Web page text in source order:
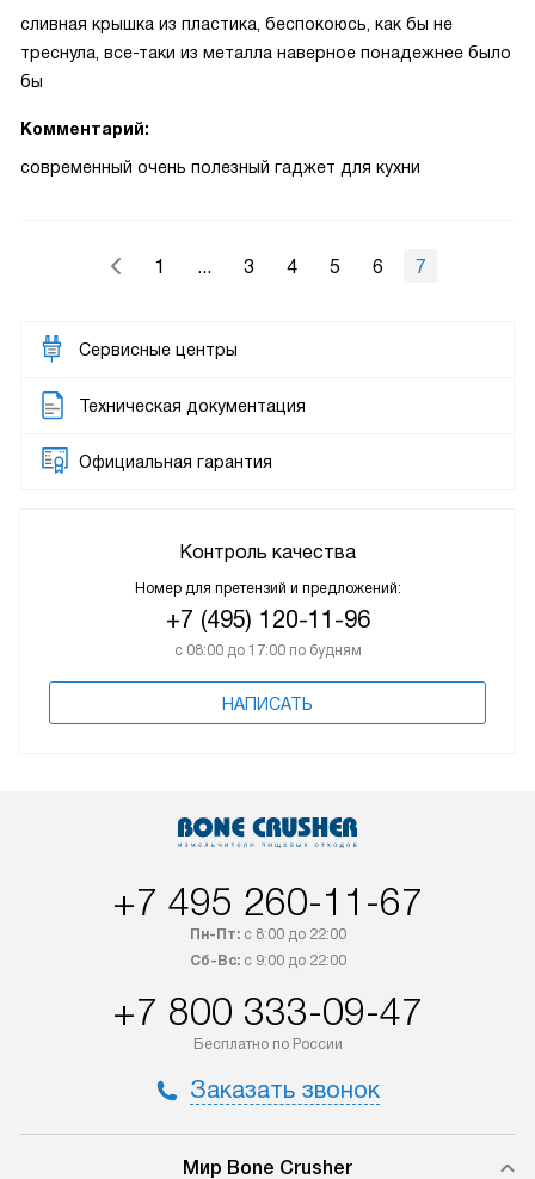
сливная крышка из пластика, беспокоюсь, как бы не
треснула, все-таки из металла наверное понадежнее было
бы
Комментарий:
современный очень полезный гаджет для кухни
1 ... 3 4 5 6 7
Сервисные центры
Техническая документация
Официальная гарантия
Контроль качества
Номер для претензий и предложений:
+7 (495) 120-11-96
с 08:00 до 17:00 по будням
НАПИСАТЬ
+7 495 260-11-67
Пн-Пт:с 8:00 до 22:00
Сб-Вс:с 9:00 до 22:00
+7 800 333-09-47
Бесплатно по России
Заказать звонок
Мир Bone Crusher